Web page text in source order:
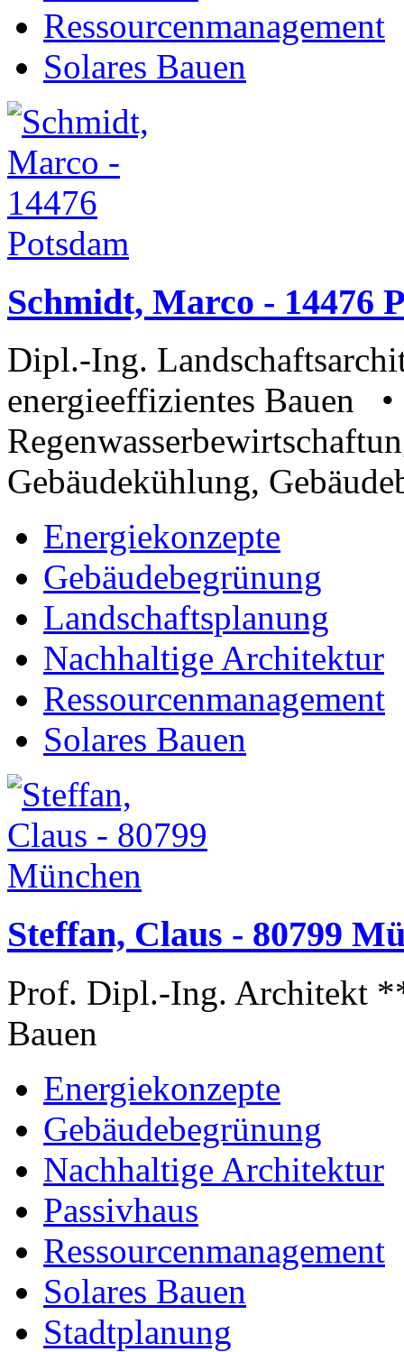
Ressourcenmanagement
Solares Bauen
Schmidt, Marco - 14476
Dipl.-Ing.
energieeffizientes Bauen •
Gebäudekühlung,
Energiekonzepte
Gebäudebegrünung
Landschaftsplanung
Nachhaltige Architektur
Ressourcenmanagement
Solares Bauen
Steffan, Claus - 80799
Prof. Dipl.-Ing. Architekt
Bauen
Energiekonzepte
Gebäudebegrünung
Nachhaltige Architektur
Passivhaus
Ressourcenmanagement
Solares Bauen
Stadtplanung